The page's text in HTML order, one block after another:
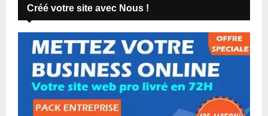
Créé votre site avec Nous !